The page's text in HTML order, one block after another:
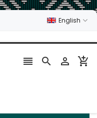
English
   